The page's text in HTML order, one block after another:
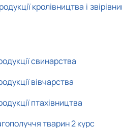
кролівництва і
свинарства
вівчарства
птахівництва
тварин 2 курс